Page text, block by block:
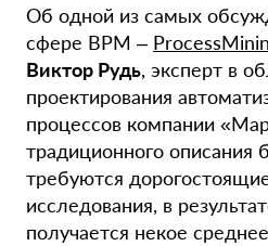
Об одной из самых
сфере BPM –
Виктор Рудь, эксперт в
проектирования
процессов компании
традиционного описания
требуются
исследования, в
получается некое среднее